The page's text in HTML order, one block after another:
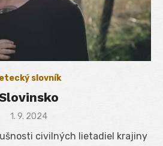
letecký slovník
Posted
1. 9. 2024
civilných lietadiel krajiny